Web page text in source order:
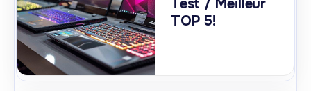
Test / Meilleur
TOP 5!